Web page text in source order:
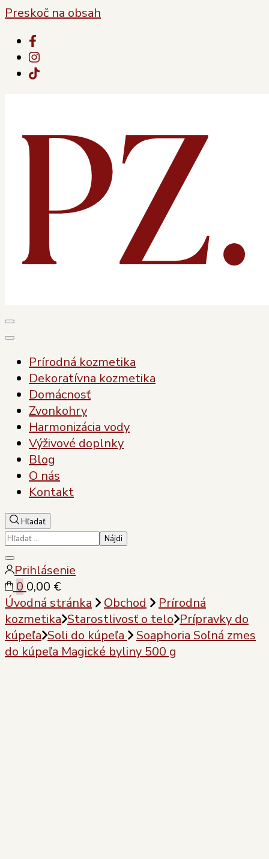
Preskoč na obsah
Prírodná kozmetika
Dekoratívna kozmetika
Domácnosť
Zvonkohry
Harmonizácia vody
Výživové doplnky
Blog
O nás
Kontakt
Hľadať
Hľadať:
Zatvoriť
vyhľadávanie
Prihlásenie
0 0,00 €
Úvodná stránka
Obchod
Prírodná
kozmetika Starostlivosť o telo Prípravky do
kúpeľa Soli do kúpeľa
Soaphoria Soľná zmes
do kúpeľa Magické byliny 500 g